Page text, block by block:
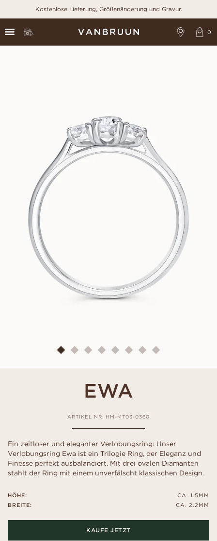
Kostenlose Lieferung, Größenänderung und Gravur.
EWA
ARTIKEL NR: HM-MT03-0360
Ein zeitloser und eleganter Verlobungsring: Unser
Verlobungsring Ewa ist ein Trilogie Ring, der Eleganz und
Finesse perfekt ausbalanciert. Mit drei ovalen Diamanten
stahlt der Ring mit einem unverfälscht klassischen Design.
HÖHE:
BREITE:
CA. 1.5MM
CA. 2.2MM
KAUFE JETZT